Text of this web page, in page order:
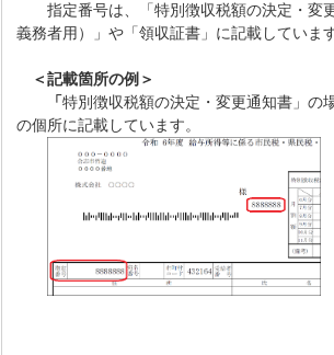
指定番号は、「特別徴収税額の決定・変
義務者用）」や「領収証書」に記載しています
＜記載箇所の例＞
「特別徴収税額の決定・変更通知書」の
の個所に記載しています。